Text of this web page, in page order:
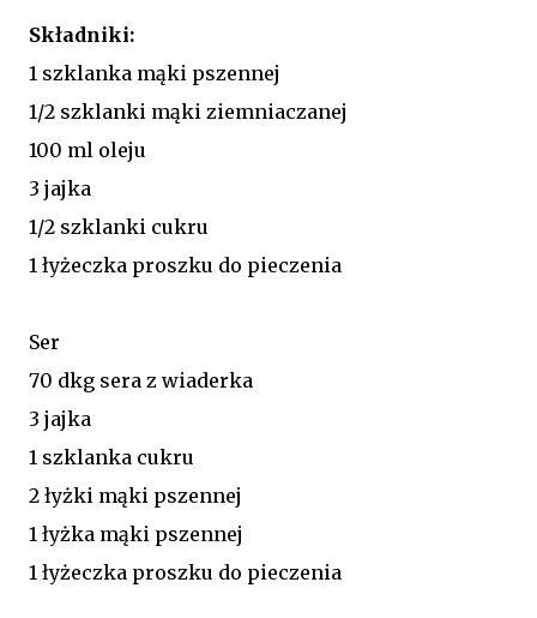
Składniki:
1 szklanka mąki pszennej
1/2 szklanki mąki ziemniaczanej
100 ml oleju
3 jajka
1/2 szklanki cukru
1 łyżeczka proszku do pieczenia
Ser
70 dkg sera z wiaderka
3 jajka
1 szklanka cukru
2 łyżki mąki pszennej
1 łyżka mąki pszennej
1 łyżeczka proszku do pieczenia